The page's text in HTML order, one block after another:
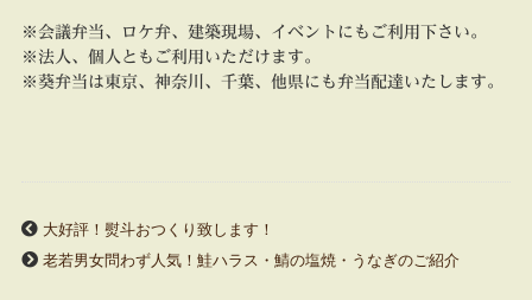
※会議弁当、ロケ弁、建築現場、イベントにもご利用下さい。
※法人、個人ともご利用いただけます。
※葵弁当は東京、神奈川、千葉、他県にも弁当配達いたします。
大好評！熨斗おつくり致します！
老若男女問わず人気！鮭ハラス・鯖の塩焼・うなぎのご紹介